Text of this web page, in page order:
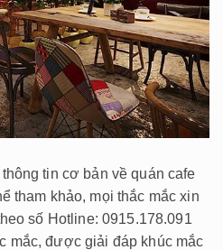
tin cơ bản về quán cafe
tham khảo, mọi thắc mắc xin
số Hotline: 0915.178.091
mắc, được giải đáp khúc mắc